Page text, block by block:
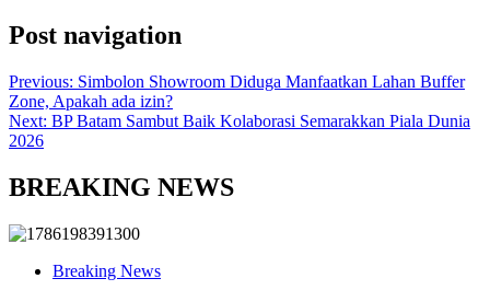
Post navigation
Previous: Simbolon Showroom Diduga Manfaatkan Lahan Buffer
Zone, Apakah ada izin?
Next: BP Batam Sambut Baik Kolaborasi Semarakkan Piala Dunia
2026
BREAKING NEWS
Breaking News